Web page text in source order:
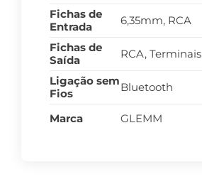
Fichas de
Entrada
6,35mm, RCA
Fichas de
Saída
RCA, Terminais
Ligação sem
Fios
Bluetooth
Marca GLEMM